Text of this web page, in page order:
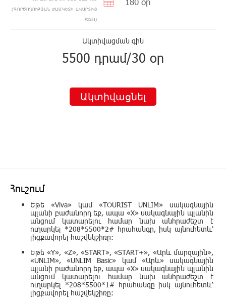
(ԳՈՐԾՈՂՈՒԹՅԱՆ ԺԱՄԿԵՏԻ ԱՎԱՐՏԻՑ
ՀԵՏՈ)
Ակտիվացման գին
5500 դրամ/30 օր
Ակտիվացնել
Հուշում
Եթե «Viva» կամ «TOURIST UNLIM» սակագնային
պլանի բաժանորդ եք, ապա «X» սակագնային պլանին
անցում կատարելու համար նախ անհրաժեշտ է
ուղարկել *208*5500*2# հրահանգը, իսկ այնուհետև՝
լիցքավորել հաշվեկշիռը:
Եթե «Y», «Z», «START», «START+», «Արև մարզային»,
«UNLIM», «UNLIM Basic» կամ «Արև»սակագնային
պլանի բաժանորդ եք, ապա «X» սակագնային պլանին
անցում կատարելու համար նախ անհրաժեշտ է
ուղարկել *208*5500*1# հրահանգը իսկ այնուհետև՝
լիցքավորել հաշվեկշիռը: